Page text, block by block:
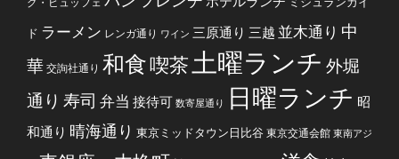
ド ラーメン レンガ通り ワイン 三原通り 三越 並木通り 中
華 交詢社通り 和食喫茶 土曜ランチ 外堀
通り 寿司 弁当 接待可 数寄屋通り 日曜ランチ 昭
和通り 晴海通り 東京ミッドタウン日比谷 東京交通会館 東南アジ